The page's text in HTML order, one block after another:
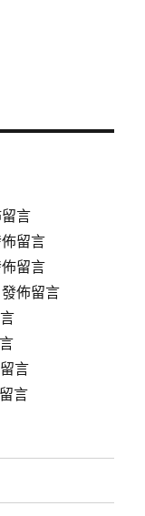
言
留言
留言
佈留言
言
言